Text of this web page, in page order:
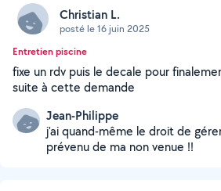
Christian L.
posté le 16 juin 2025
Entretien piscine
fixe un rdv puis le decale pour
suite à cette demande
Jean-Philippe
j'ai quand-même le droit de
prévenu de ma non venue !!